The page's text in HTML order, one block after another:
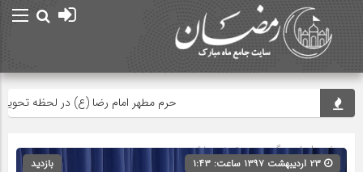
حرم مطهر امام رضا (ع) در لحظه تحویل سال
صفحه اصلی» گروه » دسته‌بندی نشده
بازدید